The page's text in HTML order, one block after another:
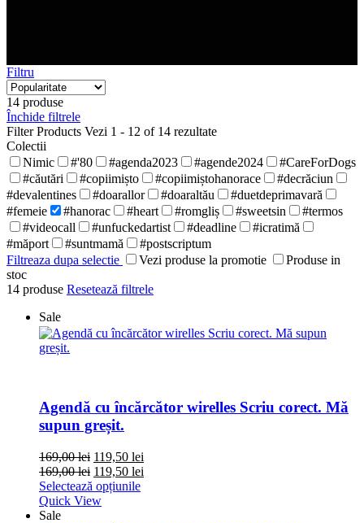
Filtru
14 produse
Închide filtrele
Filter Products Vezi 1 - 12 of 14 rezultate
Colectii
Nimic
#'80 #agenda2023 #agende2024
#CareForDogs
#căutări
#copiimișto #copiimiștohanorace
#decrăciun
#devalentines
#doarallor #doaraltău
#duetdeprimavară
#femeie
#hanorac #heart #romgliș #sweetsin
#termos
#videocall
#unfuckedartist #deadline
#icratimă
#măport
#suntmamă
#postscriptum
Filtreaza dupa selectie
Vezi produse la promotie
Produse in
stoc
14 produse Resetează filtrele
Sale
Agendă cu încărcător wirelles Scriu corect. Mă
supun greșit.
169,00lei 119,50 lei
169,00lei 119,50 lei
Selectează opțiunile
Quick View
Sale